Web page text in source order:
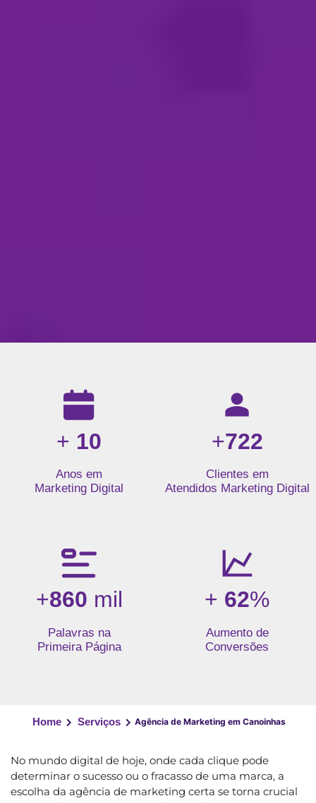
Resultados da nossa agência de marketing digital: mais
+ 10
Anos em
Marketing Digital
+722
Clientes em
Atendidos Marketing Digital
+860 mil
Palavras na
Primeira Página
+ 62%
Aumento de
Conversões
Home Serviços Agência de Marketing em Canoinhas
No mundo digital de hoje, onde cada clique pode
determinar o sucesso ou o fracasso de uma marca, a
escolha da agência de marketing certa se torna crucial